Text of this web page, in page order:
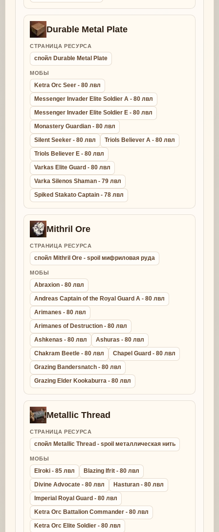
Durable Metal Plate
СТРАНИЦА РЕСУРСА
спойл Durable Metal Plate
МОБЫ
Ketra Orc Seer - 80 лвл
Messenger Invader Elite Soldier A - 80 лвл
Messenger Invader Elite Soldier E - 80 лвл
Monastery Guardian - 80 лвл
Silent Seeker - 80 лвл
Triols Believer A - 80 лвл
Triols Believer E - 80 лвл
Varkas Elite Guard - 80 лвл
Varka Silenos Shaman - 79 лвл
Spiked Stakato Captain - 78 лвл
Mithril Ore
СТРАНИЦА РЕСУРСА
спойл Mithril Ore - spoil мифриловая руда
МОБЫ
Abraxion - 80 лвл
Andreas Captain of the Royal Guard A - 80 лвл
Arimanes - 80 лвл
Arimanes of Destruction - 80 лвл
Ashkenas - 80 лвл
Ashuras - 80 лвл
Chakram Beetle - 80 лвл
Chapel Guard - 80 лвл
Grazing Bandersnatch - 80 лвл
Grazing Elder Kookaburra - 80 лвл
Metallic Thread
СТРАНИЦА РЕСУРСА
спойл Metallic Thread - spoil металлическая нить
МОБЫ
Elroki - 85 лвл
Blazing Ifrit - 80 лвл
Divine Advocate - 80 лвл
Hasturan - 80 лвл
Imperial Royal Guard - 80 лвл
Ketra Orc Battalion Commander - 80 лвл
Ketra Orc Elite Soldier - 80 лвл